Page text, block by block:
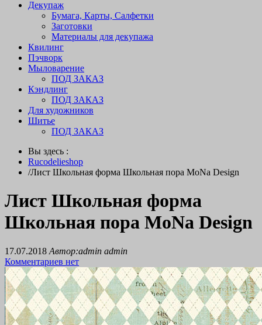
Декупаж
Бумага, Карты, Салфетки
Заготовки
Материалы для декупажа
Квилинг
Пэчворк
Мыловарение
ПОД ЗАКАЗ
Кэндлинг
ПОД ЗАКАЗ
Для художников
Шитье
ПОД ЗАКАЗ
Вы здесь :
Rucodelieshop
/Лист Школьная форма Школьная пора MoNa Design
Лист Школьная форма
Школьная пора MoNa Design
17.07.2018 Автор:admin admin
Комментариев нет